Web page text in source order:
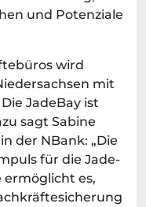
und Potenziale
wird
mit
JadeBay ist
sagt Sabine
der NBank: „Die
für die Jade-
ermöglicht es,